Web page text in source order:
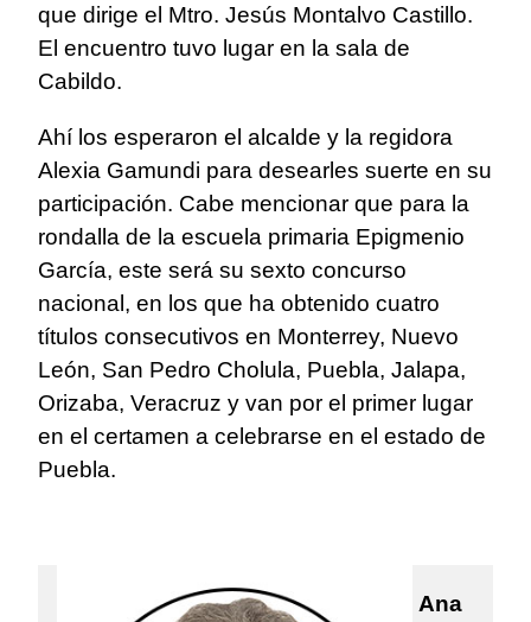
que dirige el Mtro. Jesús Montalvo Castillo.
El encuentro tuvo lugar en la sala de
Cabildo.
Ahí los esperaron el alcalde y la regidora
Alexia Gamundi para desearles suerte en su
participación. Cabe mencionar que para la
rondalla de la escuela primaria Epigmenio
García, este será su sexto concurso
nacional, en los que ha obtenido cuatro
títulos consecutivos en Monterrey, Nuevo
León, San Pedro Cholula, Puebla, Jalapa,
Orizaba, Veracruz y van por el primer lugar
en el certamen a celebrarse en el estado de
Puebla.
Ana